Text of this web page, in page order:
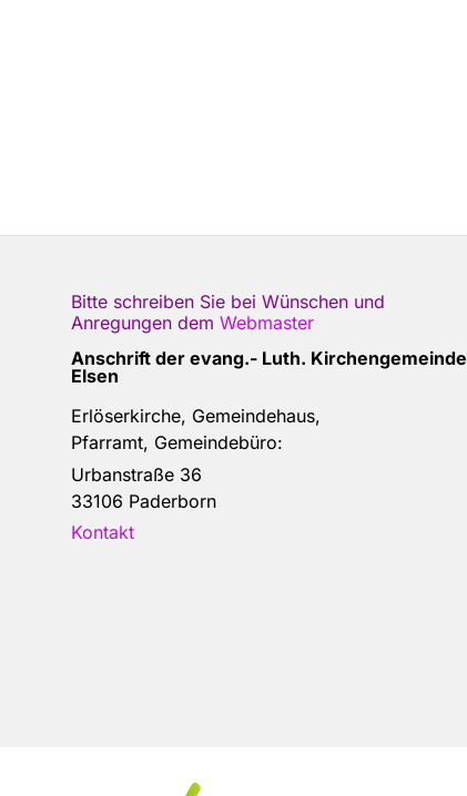
Bitte schreiben Sie bei Wünschen und
Anregungen dem Webmaster
Anschrift der evang.- Luth. Kirchengemeinde
Elsen
Erlöserkirche, Gemeindehaus,
Pfarramt, Gemeindebüro:
Urbanstraße 36
33106 Paderborn
Kontakt